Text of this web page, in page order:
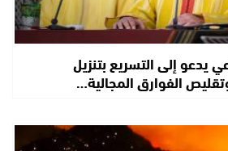
يدعو إلى التسريع بتنزيل
الفوارق المجالية…